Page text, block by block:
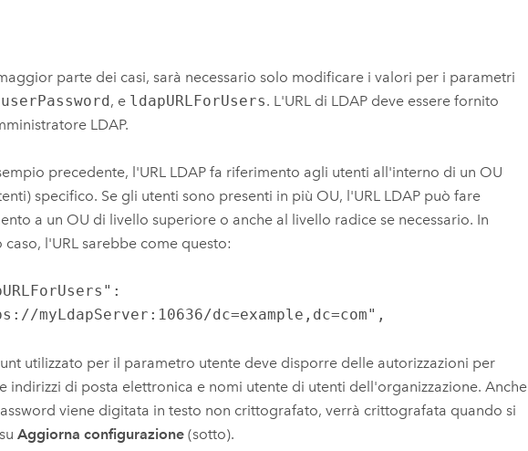
parte dei casi, sarà necessario solo modificare i valori per i parametri
userPassword, e ldapURLForUsers. L'URL di LDAP deve essere fornito
LDAP.
precedente, l'URL LDAP fa riferimento agli utenti all'interno di un OU
specifico. Se gli utenti sono presenti in più OU, l'URL LDAP può fare
a un OU di livello superiore o anche al livello radice se necessario. In
caso, l'URL sarebbe come questo:
myLdapServer:10636/dc=example,dc=com",
utilizzato per il parametro utente deve disporre delle autorizzazioni per
indirizzi di posta elettronica e nomi utente di utenti dell'organizzazione. Anche
viene digitata in testo non crittografato, verrà crittografata quando si
Aggiorna configurazione (sotto).